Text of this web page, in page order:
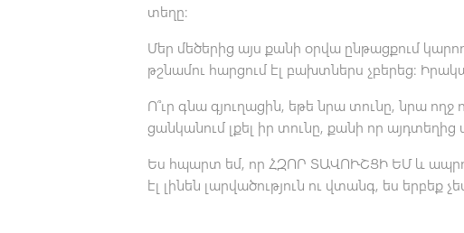
տեղը:
Մեր մեծերից այս քանի օրվա ընթացքում
թշնամու հարցում էլ բախտներս չբերեց:
Ո՞ւր գնա գյուղացին, եթե նրա տունը, նրա
ցանկանում լքել իր տունը, քանի որ
Ես հպարտ եմ, որ ՀԶՈՐ ՏԱՎՈՒՇՑԻ ԵՄ և
էլ լինեն լարվածություն ու վտանգ, ես